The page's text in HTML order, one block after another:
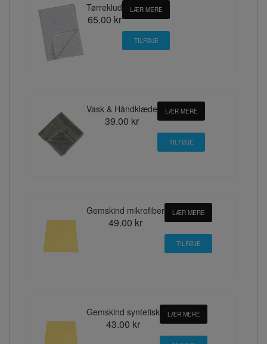
Tørreklud
65.00 kr
LÆR MERE
Vask & Håndklæde
39.00 kr
LÆR MERE
Gemskind mikrofiber
49.00 kr
LÆR MERE
Gemskind syntetisk
43.00 kr
LÆR MERE